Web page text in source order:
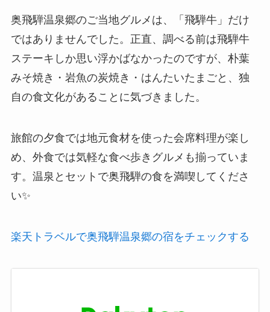
奥飛騨温泉郷のご当地グルメは、「飛騨牛」だけ
ではありませんでした。正直、調べる前は飛騨牛
ステーキしか思い浮かばなかったのですが、朴葉
みそ焼き・岩魚の炭焼き・はんたいたまごと、独
自の食文化があることに気づきました。
旅館の夕食では地元食材を使った会席料理が楽し
め、外食では気軽な食べ歩きグルメも揃っていま
す。温泉とセットで奥飛騨の食を満喫してくださ
い✨
楽天トラベルで奥飛騨温泉郷の宿をチェックする